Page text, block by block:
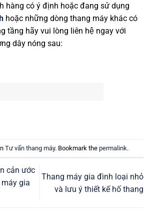
hàng có ý định hoặc đang sử dụng
hoặc những dòng thang máy khác có
tầng hãy vui lòng liên hệ ngay với
dây nóng sau:
Tư vấn thang máy. Bookmark the permalink.
cản ước
gia
Thang máy gia đình loại nhỏ
và lưu ý thiết kế hố thang